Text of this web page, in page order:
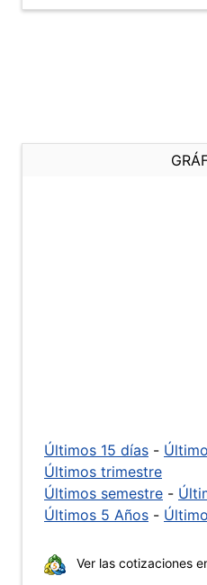
Últimos 15 días -
Últimos trimestre
Últimos semestre -
Últimos 5 Años -
Ver las cotizaciones